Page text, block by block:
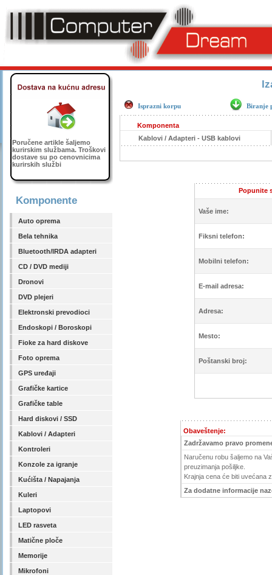
Poručene artikle šaljemo
kurirskim službama. Troškovi
dostave su po cenovnicima
kurirskih službi
Komponente
Auto oprema
Bela tehnika
Bluetooth/IRDA adapteri
CD / DVD mediji
Dronovi
DVD plejeri
Elektronski prevodioci
Endoskopi / Boroskopi
Fioke za hard diskove
Foto oprema
GPS uređaji
Grafičke kartice
Grafičke table
Hard diskovi / SSD
Kablovi / Adapteri
Kontroleri
Konzole za igranje
Kućišta / Napajanja
Kuleri
Laptopovi
LED rasveta
Matične ploče
Memorije
Mikrofoni
Isprazni korpu Biranje
Komponenta
Kablovi / Adapteri - USB kablovi
Popunite
Vaše ime:
Fiksni telefon:
Mobilni telefon:
E-mail adresa:
Adresa:
Mesto:
Poštanski broj:
Obaveštenje:
Zadržavamo pravo
Naručenu robu šaljemo na
preuzimanja pošiljke.
Krajnja cena će biti uvećana
Za dodatne informacije